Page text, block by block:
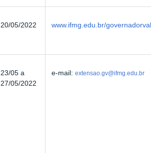
20/05/2022 www.ifmg.edu.br/
23/05 a
27/05/2022
e-mail:extensao.gv@ifmg.edu.br